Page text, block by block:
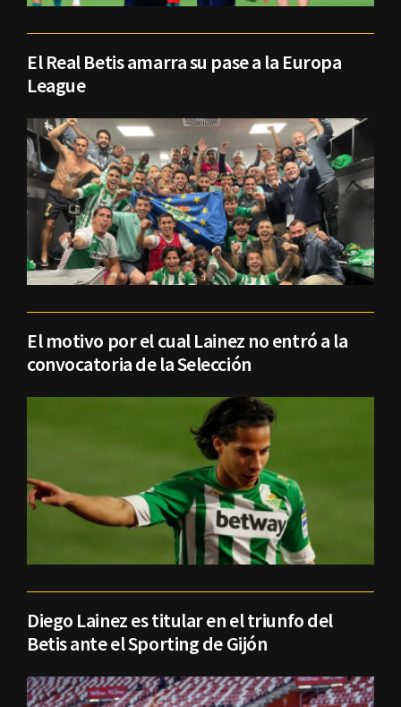
El Real Betis amarra su pase a la Europa
League
El motivo por el cual Lainez no entró a la
convocatoria de la Selección
Diego Lainez es titular en el triunfo del
Betis ante el Sporting de Gijón